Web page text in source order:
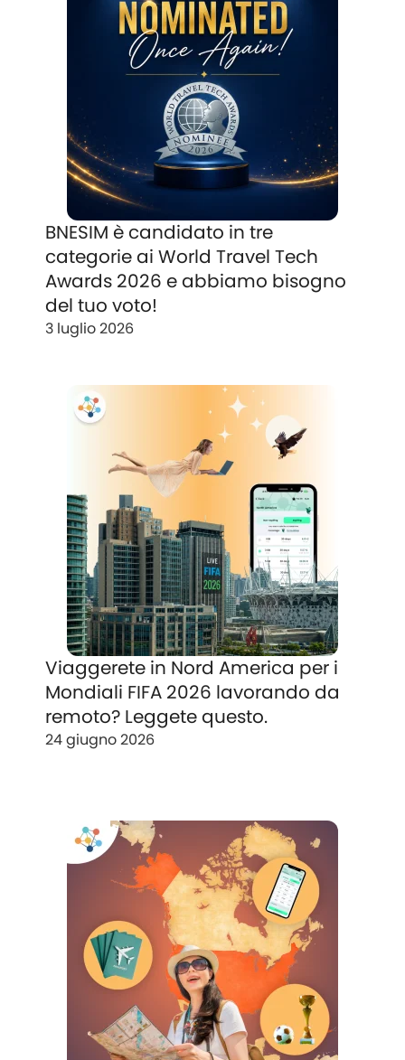
BNESIM è candidato in tre
categorie ai World Travel Tech
Awards 2026 e abbiamo bisogno
del tuo voto!
3 luglio 2026
Viaggerete in Nord America per i
Mondiali FIFA 2026 lavorando da
remoto? Leggete questo.
24 giugno 2026